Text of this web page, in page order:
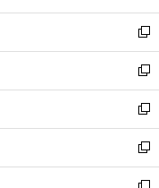
開
く
ウ
で
開
く
ン
ド
ウ
で
開
く
ウ
ィ
ン
ド
ウ
で
開
く
し
い
ウ
ィ
ン
ド
ウ
で
開
新
し
い
ウ
ィ
ン
ド
ウ
新
し
い
ウ
ィ
ン
新
し
い
ウ
新
し